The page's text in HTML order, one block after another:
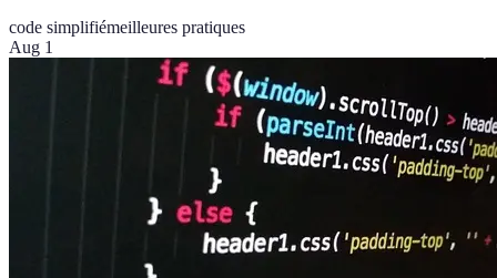
code simplifiémeilleures pratiques
Aug 1